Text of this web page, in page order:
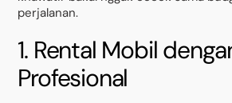
perjalanan.
1. Rental Mobil
Profesional